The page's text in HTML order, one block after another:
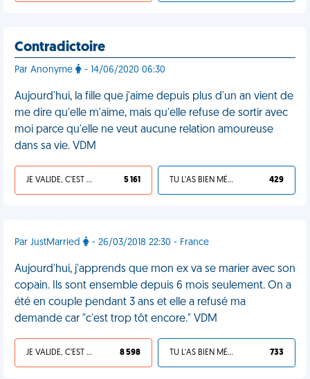
Contradictoire
Par Anonyme - 14/06/2020 06:30
Aujourd'hui, la fille que j'aime depuis plus d'un an vient de
me dire qu'elle m'aime, mais qu'elle refuse de sortir avec
moi parce qu'elle ne veut aucune relation amoureuse
dans sa vie. VDM
JE VALIDE, C'EST UNE VDM 5 161 TU L'AS BIEN MÉRITÉ 429
Par JustMarried - 26/03/2018 22:30 - France
Aujourd'hui, j'apprends que mon ex va se marier avec son
copain. Ils sont ensemble depuis 6 mois seulement. On a
été en couple pendant 3 ans et elle a refusé ma
demande car "c'est trop tôt encore." VDM
JE VALIDE, C'EST UNE VDM 8 598 TU L'AS BIEN MÉRITÉ 733